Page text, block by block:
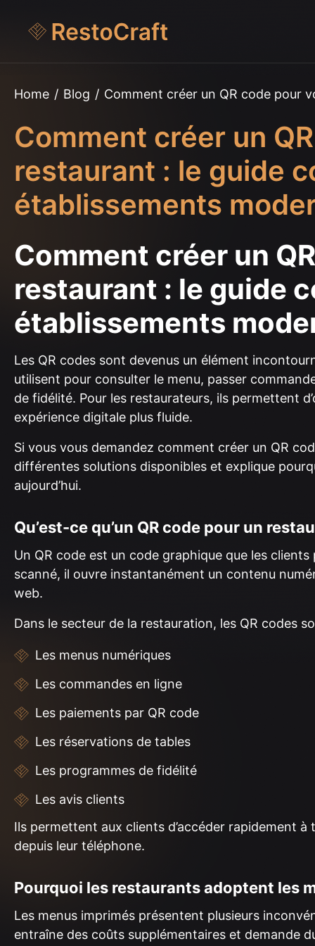
Home / Blog / Comment créer un QR code pour
Comment créer un
restaurant : le guide
établissements
Comment créer un
restaurant : le guide
établissements
Les QR codes sont devenus un élément
utilisent pour consulter le menu, passer
de fidélité. Pour les restaurateurs, ils permettent
expérience digitale plus fluide.
Si vous vous demandez comment créer un QR
différentes solutions disponibles et explique
aujourd’hui.
Qu’est-ce qu’un QR code pour un
Un QR code est un code graphique que les
scanné, il ouvre instantanément un contenu
web.
Dans le secteur de la restauration, les QR codes
Les menus numériques
Les commandes en ligne
Les paiements par QR code
Les réservations de tables
Les programmes de fidélité
Les avis clients
Ils permettent aux clients d’accéder rapidement
depuis leur téléphone.
Pourquoi les restaurants adoptent les
Les menus imprimés présentent plusieurs
entraîne des coûts supplémentaires et demande